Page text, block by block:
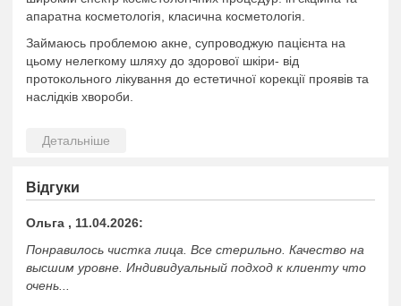
апаратна косметологія, класична косметологія.
Займаюсь проблемою акне, супроводжую пацієнта на
цьому нелегкому шляху до здорової шкіри- від
протокольного лікування до естетичної корекції проявів та
наслідків хвороби.
волосся та захворюванням шкіри голови.
Відгуки
Ольга , 11.04.2026:
Понравилось чистка лица. Все стерильно. Качество на
высшим уровне. Индивидуальный подход к клиенту что
очень...